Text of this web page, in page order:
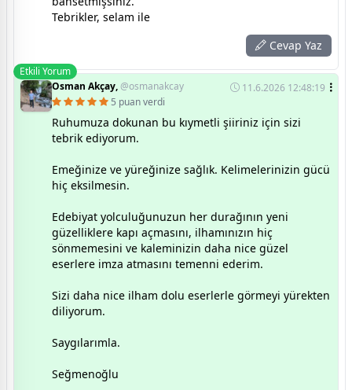
Tebrikler, selam ile
Cevap Yaz
Etkili Yorum
Osman Akçay,@osmanakcay
11.6.2026 12:48:19
5 puan verdi
Ruhumuza dokunan bu kıymetli şiiriniz için sizi
tebrik ediyorum.
Emeğinize ve yüreğinize sağlık. Kelimelerinizin gücü
hiç eksilmesin.
Edebiyat yolculuğunuzun her durağının yeni
güzelliklere kapı açmasını, ilhamınızın hiç
sönmemesini ve kaleminizin daha nice güzel
eserlere imza atmasını temenni ederim.
Sizi daha nice ilham dolu eserlerle görmeyi yürekten
diliyorum.
Saygılarımla.
Seğmenoğlu